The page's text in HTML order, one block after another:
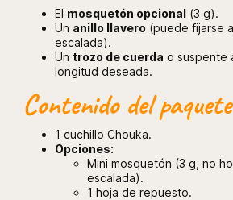
El mosquetón opcional (3 g).
Un anillo llavero (puede fijarse
escalada).
Un trozo de cuerda o suspente
longitud deseada.
Contenido del paquete
1 cuchillo Chouka.
Opciones:
Mini mosquetón (3 g, no
escalada).
1 hoja de repuesto.